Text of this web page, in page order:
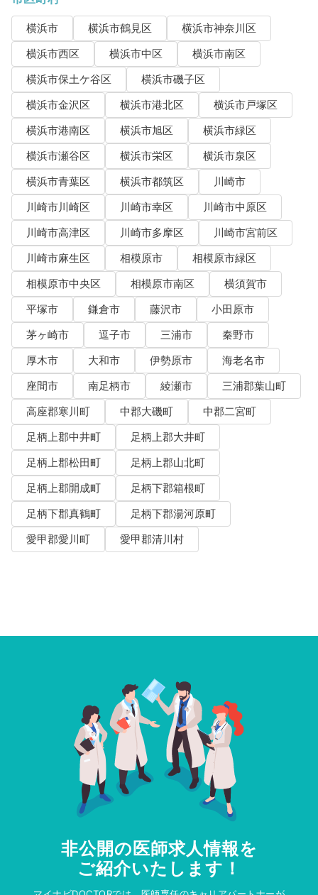
横浜市 横浜市鶴見区
横浜市神奈川区
横浜市西区
横浜市中区
横浜市南区
横浜市保土ケ谷区
横浜市磯子区
横浜市金沢区
横浜市港北区
横浜市戸塚区
横浜市港南区
横浜市旭区
横浜市緑区
横浜市瀬谷区
横浜市栄区
横浜市泉区
横浜市青葉区
横浜市都筑区
川崎市
川崎市川崎区
川崎市幸区
川崎市中原区
川崎市高津区
川崎市多摩区
川崎市宮前区
川崎市麻生区
相模原市
相模原市緑区
相模原市中央区
相模原市南区
横須賀市
平塚市
鎌倉市 藤沢市
小田原市
茅ヶ崎市
逗子市 三浦市
秦野市
厚木市
大和市 伊勢原市
海老名市
座間市
南足柄市 綾瀬市
三浦郡葉山町
高座郡寒川町
中郡大磯町
中郡二宮町
足柄上郡中井町
足柄上郡大井町
足柄上郡松田町
足柄上郡山北町
足柄上郡開成町
足柄下郡箱根町
足柄下郡真鶴町
足柄下郡湯河原町
愛甲郡愛川町
愛甲郡清川村
非公開の医師求人情報を
ご紹介いたします！